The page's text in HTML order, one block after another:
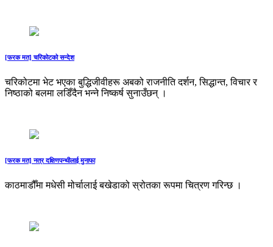
[फरक मत] चरिकोटको सन्देश
चरिकोटमा भेट भएका बुद्धिजीवीहरू अबको राजनीति दर्शन, सिद्धान्त, विचार र
निष्ठाको बलमा लडिँदैन भन्ने निष्कर्ष सुनाउँछन् ।
[फरक मत] नत्र दक्षिणपन्थीलाई मुनाफा
काठमाडौँमा मधेसी मोर्चालाई बखेडाको स्रोतका रूपमा चित्रण गरिन्छ ।